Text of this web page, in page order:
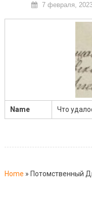
7 февраля,
Name Что
Home » Потомственный